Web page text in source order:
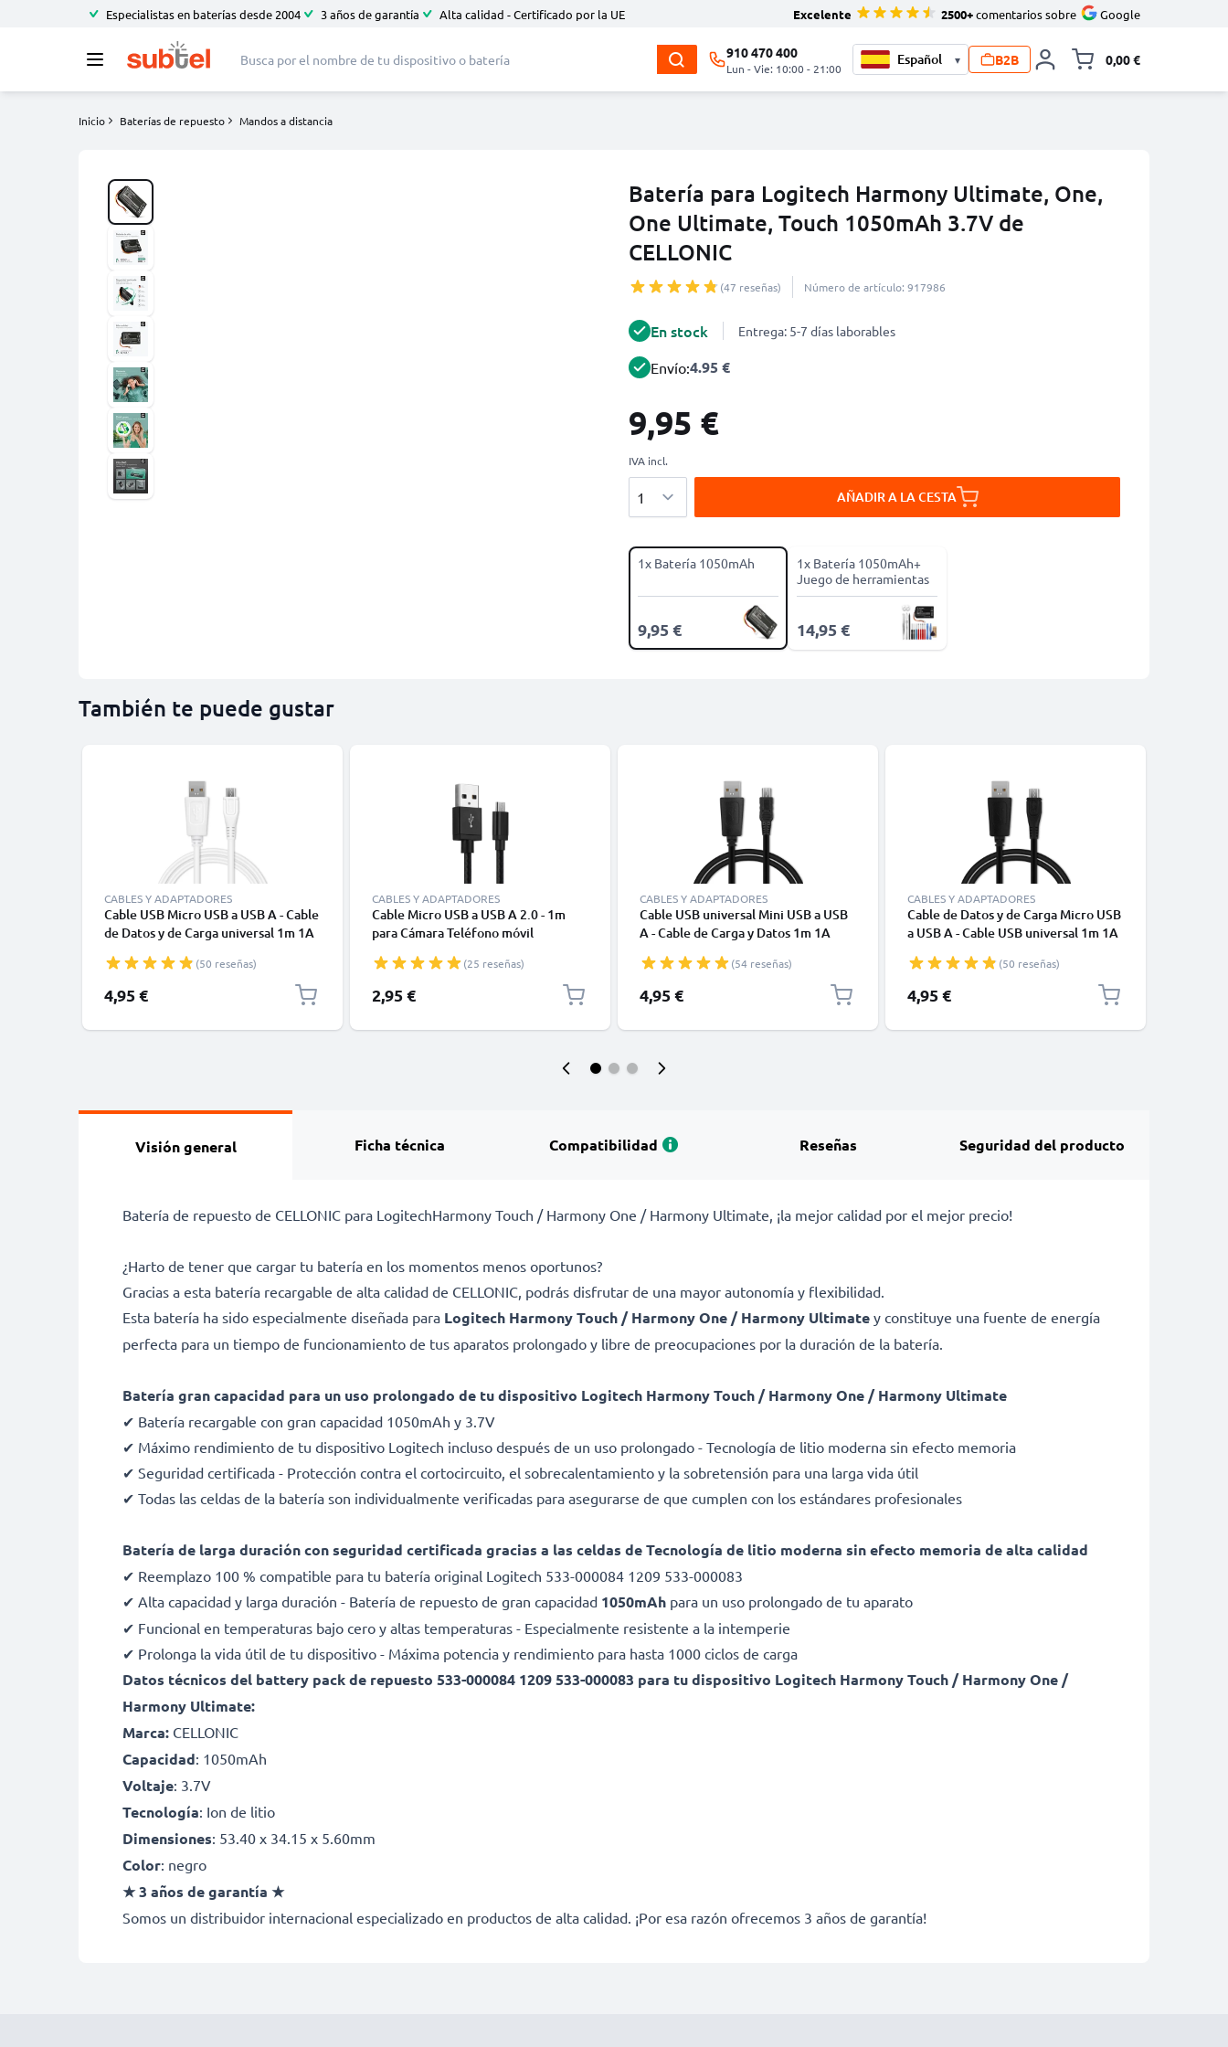
Especialistas en baterías desde 2004 3 años de garantía Alta calidad - Certificado por la UE Excelente 2500+comentarios sobre Google
910 470 400
Lun - Vie: 10:00 - 21:00
▾ B2B 0,00 €
Inicio Baterías de repuesto Mandos a distancia
Batería para Logitech Harmony Ultimate, One,
One Ultimate, Touch 1050mAh 3.7V de
CELLONIC
(47 reseñas) Número de artículo: 917986
En stock Entrega: 5-7 días laborables
Envío:4.95 €
9,95 €
IVA incl.
AÑADIR A LA CESTA
1x Batería 1050mAh
9,95 €
1x Batería 1050mAh+
Juego de herramientas
14,95 €
También te puede gustar
CABLES Y ADAPTADORES
Cable USB Micro USB a USB A - Cable
de Datos y de Carga universal 1m 1A
(50 reseñas)
4,95 €
CABLES Y ADAPTADORES
Cable Micro USB a USB A 2.0 - 1m
para Cámara Teléfono móvil
Tableta Cable de carga 2A negro
Nylon
(25 reseñas)
2,95 €
CABLES Y ADAPTADORES
Cable USB universal Mini USB a USB
A - Cable de Carga y Datos 1m 1A
(54 reseñas)
4,95 €
CABLES Y ADAPTADORES
Cable de Datos y de Carga Micro USB
a USB A - Cable USB universal 1m 1A
(50 reseñas)
4,95 €
Visión general Ficha técnica Compatibilidad Reseñas Seguridad del producto
Batería de repuesto de CELLONIC para LogitechHarmony Touch / Harmony One / Harmony Ultimate, ¡la mejor calidad por el mejor precio!
¿Harto de tener que cargar tu batería en los momentos menos oportunos?
Gracias a esta batería recargable de alta calidad de CELLONIC, podrás disfrutar de una mayor autonomía y flexibilidad.
Esta batería ha sido especialmente diseñada para Logitech Harmony Touch / Harmony One / Harmony Ultimate y constituye una fuente de energía
perfecta para un tiempo de funcionamiento de tus aparatos prolongado y libre de preocupaciones por la duración de la batería.
Batería gran capacidad para un uso prolongado de tu dispositivo Logitech Harmony Touch / Harmony One / Harmony Ultimate
✔ Batería recargable con gran capacidad 1050mAh y 3.7V
✔ Máximo rendimiento de tu dispositivo Logitech incluso después de un uso prolongado - Tecnología de litio moderna sin efecto memoria
✔ Seguridad certificada - Protección contra el cortocircuito, el sobrecalentamiento y la sobretensión para una larga vida útil
✔ Todas las celdas de la batería son individualmente verificadas para asegurarse de que cumplen con los estándares profesionales
Batería de larga duración con seguridad certificada gracias a las celdas de Tecnología de litio moderna sin efecto memoria de alta calidad
✔ Reemplazo 100 % compatible para tu batería original Logitech 533-000084 1209 533-000083
✔ Alta capacidad y larga duración - Batería de repuesto de gran capacidad 1050mAh para un uso prolongado de tu aparato
✔ Funcional en temperaturas bajo cero y altas temperaturas - Especialmente resistente a la intemperie
✔ Prolonga la vida útil de tu dispositivo - Máxima potencia y rendimiento para hasta 1000 ciclos de carga
Datos técnicos del battery pack de repuesto 533-000084 1209 533-000083 para tu dispositivo Logitech Harmony Touch / Harmony One /
Harmony Ultimate:
Marca: CELLONIC
Capacidad: 1050mAh
Voltaje: 3.7V
Tecnología: Ion de litio
Dimensiones: 53.40 x 34.15 x 5.60mm
Color: negro
★ 3 años de garantía ★
Somos un distribuidor internacional especializado en productos de alta calidad. ¡Por esa razón ofrecemos 3 años de garantía!